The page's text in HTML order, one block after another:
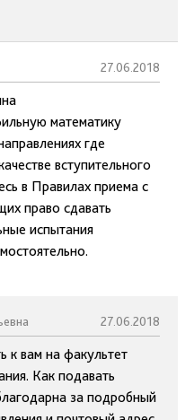
27.06.2018
математику
где
вступительного
в Правилах приема с
право сдавать
испытания
27.06.2018
к вам на факультет
Как подавать
за подробный